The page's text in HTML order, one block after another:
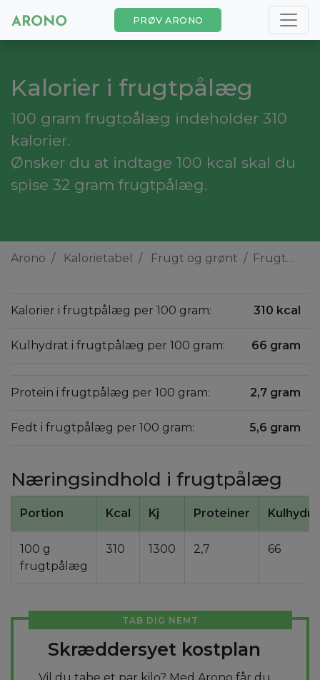
PRØV ARONO
Kalorier i frugtpålæg
100 gram frugtpålæg indeholder 310
kalorier.
Ønsker du at indtage 100 kcal skal du
spise 32 gram frugtpålæg.
Arono Kalorietabel Frugt og grønt Frugtpålæg
Kalorier i frugtpålæg per 100 gram: 310 kcal
Kulhydrat i frugtpålæg per 100 gram: 66 gram
Protein i frugtpålæg per 100 gram: 2,7 gram
Fedt i frugtpålæg per 100 gram: 5,6 gram
Næringsindhold i frugtpålæg
Portion Kcal Kj Proteiner
100 g
frugtpålæg
310 1300 2,7 66
TAB DIG NEMT
Skræddersyet kostplan